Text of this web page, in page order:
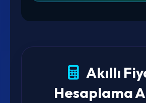
Akıllı
Hesaplama